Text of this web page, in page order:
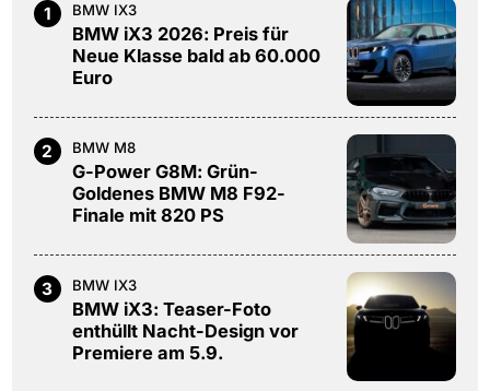
1 BMW IX3
BMW iX3 2026: Preis für
Neue Klasse bald ab 60.000
Euro
2 BMW M8
G-Power G8M: Grün-
Goldenes BMW M8 F92-
Finale mit 820 PS
3 BMW IX3
BMW iX3: Teaser-Foto
enthüllt Nacht-Design vor
Premiere am 5.9.